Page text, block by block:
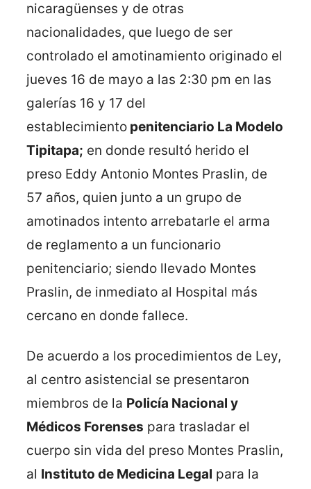
nicaragüenses y de otras
nacionalidades, que luego de ser
controlado el amotinamiento originado el
jueves 16 de mayo a las 2:30 pm en las
galerías 16 y 17 del
establecimiento penitenciario La Modelo
Tipitapa; en donde resultó herido el
preso Eddy Antonio Montes Praslin, de
57 años, quien junto a un grupo de
amotinados intento arrebatarle el arma
de reglamento a un funcionario
penitenciario; siendo llevado Montes
Praslin, de inmediato al Hospital más
cercano en donde fallece.
De acuerdo a los procedimientos de Ley,
al centro asistencial se presentaron
miembros de la Policía Nacional y
Médicos Forenses para trasladar el
cuerpo sin vida del preso Montes Praslin,
al Instituto de Medicina Legal para la